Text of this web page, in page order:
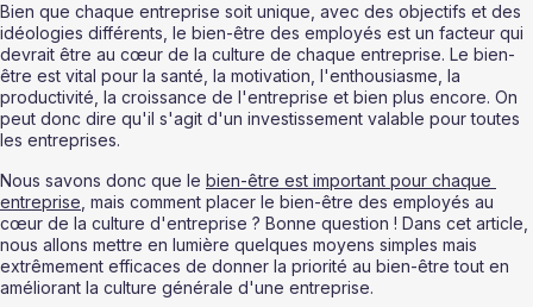
Bien que chaque entreprise soit unique, avec des objectifs et des
idéologies différents, le bien-être des employés est un facteur qui
devrait être au cœur de la culture de chaque entreprise. Le bien-
être est vital pour la santé, la motivation, l'enthousiasme, la
productivité, la croissance de l'entreprise et bien plus encore. On
peut donc dire qu'il s'agit d'un investissement valable pour toutes
les entreprises.
Nous savons donc que le bien-être est important pour chaque
entreprise , mais comment placer le bien-être des employés au
cœur de la culture d'entreprise ? Bonne question ! Dans cet article,
nous allons mettre en lumière quelques moyens simples mais
extrêmement efficaces de donner la priorité au bien-être tout en
améliorant la culture générale d'une entreprise.